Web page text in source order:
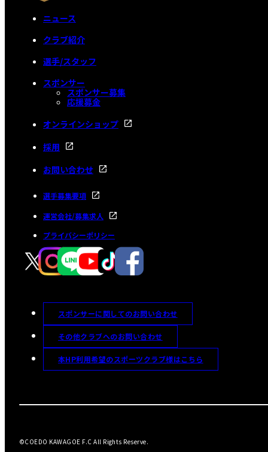
ニュース
クラブ紹介
選手/スタッフ
スポンサー
スポンサー募集
応援募金
オンラインショップ
採用
お問い合わせ
選手募集要項
運営会社/募集求人
プライバシーポリシー
スポンサーに関してのお問い合わせ
その他クラブへのお問い合わせ
本HP利用希望のスポーツクラブ様はこちら
©COEDO KAWAGOE F.C All Rights Reserve.